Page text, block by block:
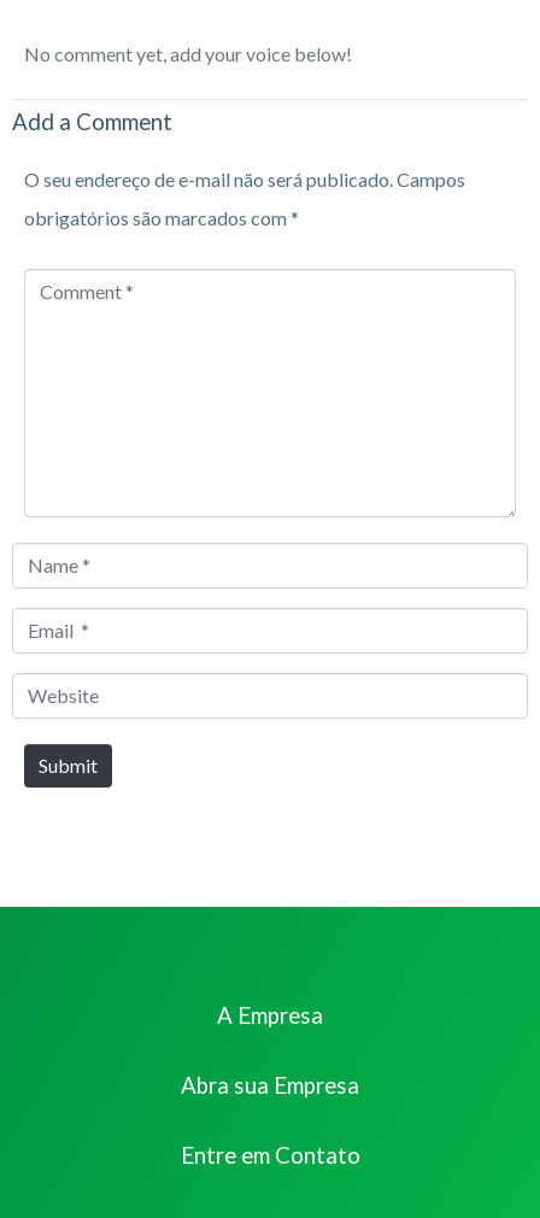
No comment yet, add your voice below!
Add a Comment
O seu endereço de e-mail não será publicado.Campos
obrigatórios são marcados com*
Comment
Name
Email
Website
Submit
A Empresa
Abra sua Empresa
Entre em Contato